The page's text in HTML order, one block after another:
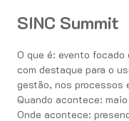
SINC Summit
O que é: evento focado
com destaque para o
gestão, nos processos
Quando acontece:
Onde acontece: